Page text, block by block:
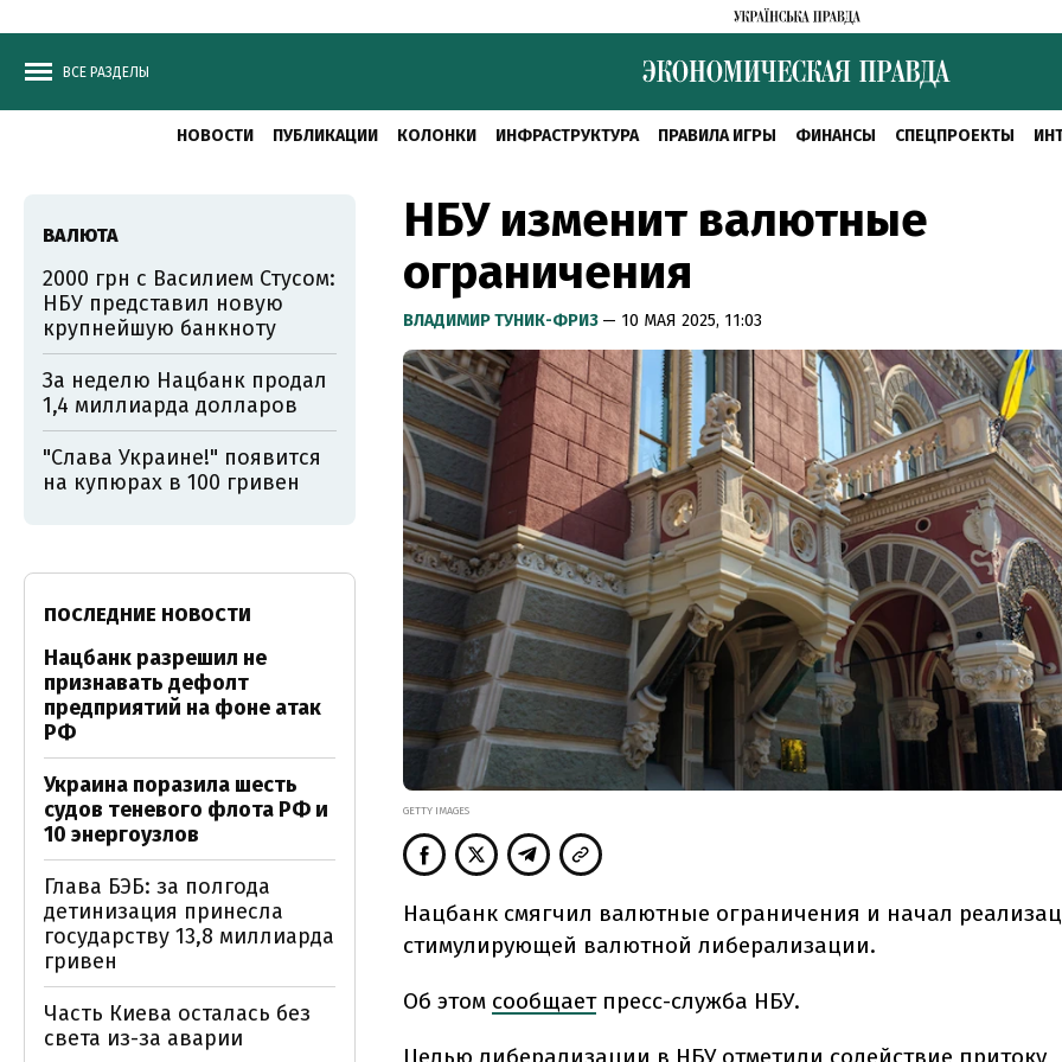
ВСЕ РАЗДЕЛЫ
НОВОСТИ ПУБЛИКАЦИИ КОЛОНКИ ИНФРАСТРУКТУРА ПРАВИЛА ИГРЫ ФИНАНСЫ СПЕЦПРОЕКТЫ
НБУ изменит валютные
ограничения
ВЛАДИМИР ТУНИК-ФРИЗ — 10 МАЯ 2025, 11:03
GETTY IMAGES
Нацбанк смягчил валютные ограничения и начал
стимулирующей валютной либерализации.
Об этом сообщает пресс-служба НБУ.
Целью либерализации в НБУ отметили содействие притоку
ВАЛЮТА
2000 грн с Василием Стусом:
НБУ представил новую
крупнейшую банкноту
За неделю Нацбанк продал
1,4 миллиарда долларов
"Слава Украине!" появится
на купюрах в 100 гривен
ПОСЛЕДНИЕ НОВОСТИ
Нацбанк разрешил не
признавать дефолт
предприятий на фоне атак
РФ
Украина поразила шесть
судов теневого флота РФ и
10 энергоузлов
Глава БЭБ: за полгода
детинизация принесла
государству 13,8 миллиарда
гривен
Часть Киева осталась без
света из-за аварии